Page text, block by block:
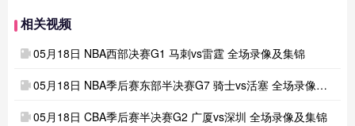
相关视频
05月18日 NBA西部决赛G1 马刺vs雷霆 全场录像及集锦
05月18日 NBA季后赛东部半决赛G7 骑士vs活塞 全场录像及集锦
05月18日 CBA季后赛半决赛G2 广厦vs深圳 全场录像及集锦